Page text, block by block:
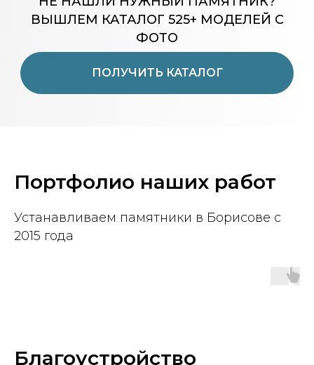
ПОЛУЧИТЬ КАТАЛОГ
ВЫШЛЕМ КАТАЛОГ 525+ МОДЕЛЕЙ С
ФОТО
Портфолио наших работ
Устанавливаем памятники в Борисове с
2015 года
Благоустройство